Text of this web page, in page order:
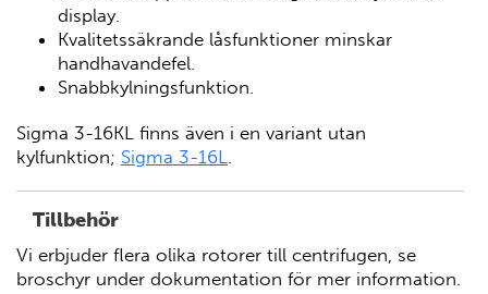
display.
Kvalitetssäkrande låsfunktioner minskar
handhavandefel.
Snabbkylningsfunktion.
Sigma 3-16KL finns även i en variant utan
kylfunktion; Sigma 3-16L.
Tillbehör
Vi erbjuder flera olika rotorer till centrifugen, se
broschyr under dokumentation för mer information.